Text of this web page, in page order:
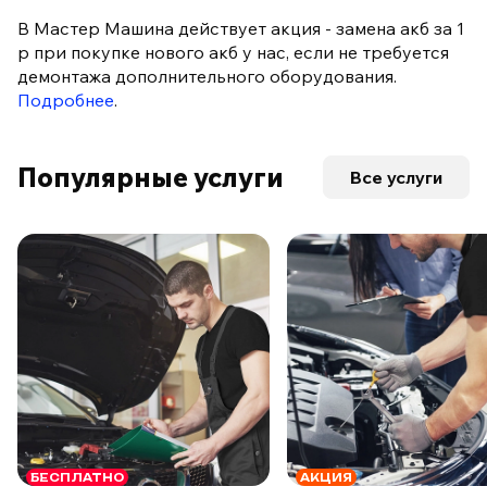
В Мастер Машина действует акция - замена акб за 1
р при покупке нового акб у нас, если не требуется
демонтажа дополнительного оборудования.
Подробнее.
Популярные услуги Все услуги
БЕСПЛАТНО АКЦИЯ